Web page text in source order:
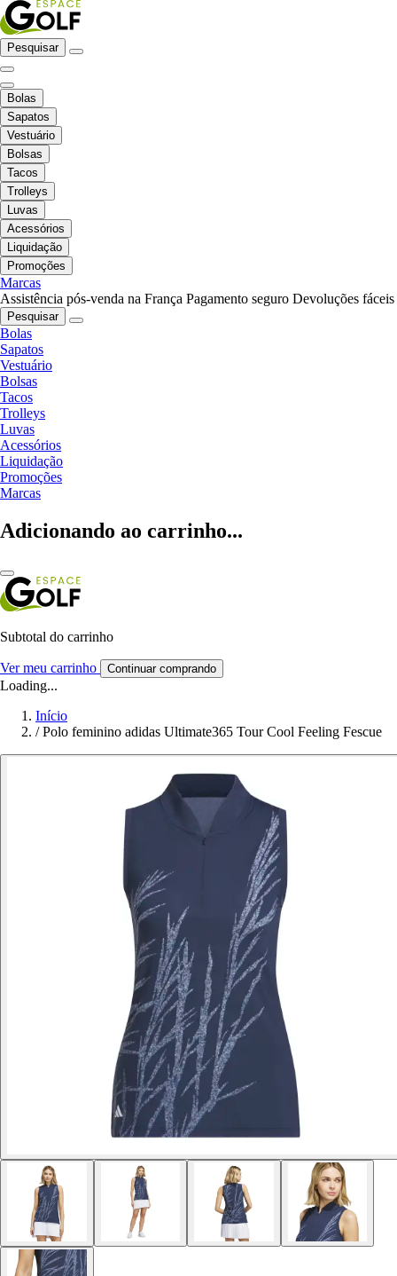
Pesquisar
Bolas
Sapatos
Vestuário
Bolsas
Tacos
Trolleys
Luvas
Acessórios
Liquidação
Promoções
Marcas
Assistência pós-venda na França Pagamento seguro Devoluções fáceis
Pesquisar
Bolas
Sapatos
Vestuário
Bolsas
Tacos
Trolleys
Luvas
Acessórios
Liquidação
Promoções
Marcas
Adicionando ao carrinho...
Subtotal do carrinho
Ver meu carrinho Continuar comprando
Loading...
Início
/ Polo feminino adidas Ultimate365 Tour Cool Feeling Fescue